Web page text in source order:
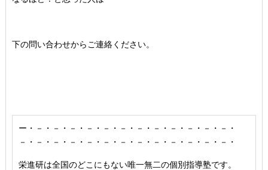
下の問い合わせからご連絡ください。
ー・－・－・－・－・－・－・－・－・－・－・－・－・
－・－・－・－・－・－・－・－・－・－・－・－・－・
栄進研は全国のどこにもない唯一無二の個別指導塾です。